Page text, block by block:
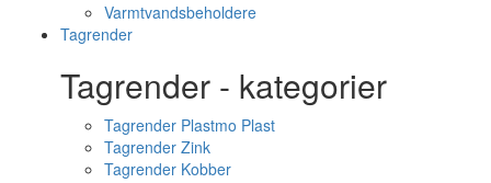
Varmtvandsbeholdere
Tagrender
Tagrender - kategorier
Tagrender Plastmo Plast
Tagrender Zink
Tagrender Kobber